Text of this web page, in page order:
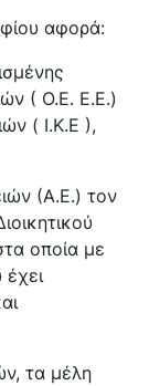
αφορά:
( Ο.Ε. Ε.Ε.)
( Ι.Κ.Ε ),
(Α.Ε.) τον
οποία με
τα μέλη